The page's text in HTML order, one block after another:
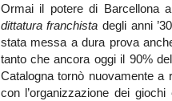
Ormai il potere di Barcellona
dittatura franchista degli anni
stata messa a dura prova
tanto che ancora oggi il 90%
Catalogna tornò nuovamente a
con l’organizzazione dei